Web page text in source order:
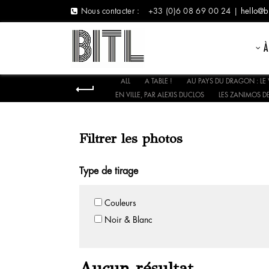
Nous contacter : +33 (0)6 08 69 00 24 |
ALL A TABLE ! AU PAYS DU DRAGON : LE
EN VILLE, PAR ALEXIS DUCLOS LES ZANIMOS
Filtrer les photos
Type de tirage
Couleurs
Noir & Blanc